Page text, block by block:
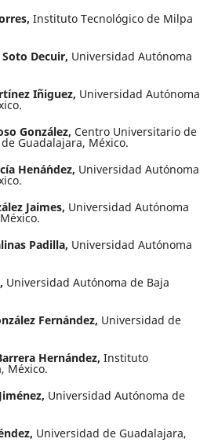
Instituto Tecnológico de Milpa
Decuir, Universidad Autónoma
Iñiguez, Universidad Autónoma
González, Centro Universitario de
Guadalajara, México.
Hená´ndez, Universidad Autónoma
Jaimes, Universidad Autónoma
Padilla, Universidad Autónoma
Universidad Autónoma de Baja
Fernández, Universidad de
Hernández, Instituto
México.
Universidad Autónoma de
Universidad de Guadalajara,